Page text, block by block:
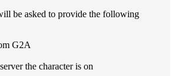
be asked to provide the following
G2A
the character is on